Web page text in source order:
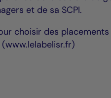
et de sa SCPI.
choisir des placements